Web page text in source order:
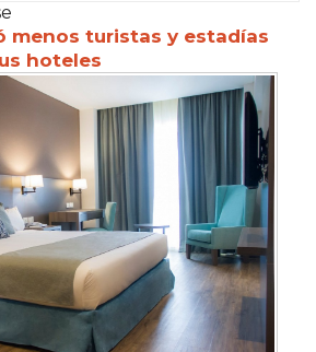
menos turistas y estadías
hoteles